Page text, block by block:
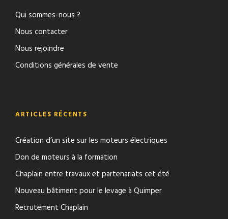
Qui sommes-nous ?
Nous contacter
Nous rejoindre
Conditions générales de vente
ARTICLES RÉCENTS
Création d’un site sur les moteurs électriques
Don de moteurs à la formation
Chaplain entre travaux et partenariats cet été
Nouveau bâtiment pour le levage à Quimper
Recrutement Chaplain